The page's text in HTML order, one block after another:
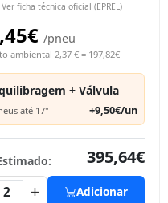
Ver ficha técnica oficial (EPREL)
/pneu
ambiental 2,37 € = 197,82€
+ Válvula
até 17" +9,50€/un
395,64€
2 + Adicionar